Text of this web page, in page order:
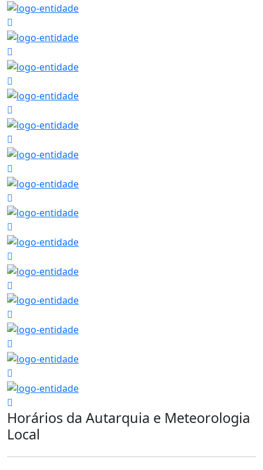
Horários da Autarquia e Meteorologia
Local